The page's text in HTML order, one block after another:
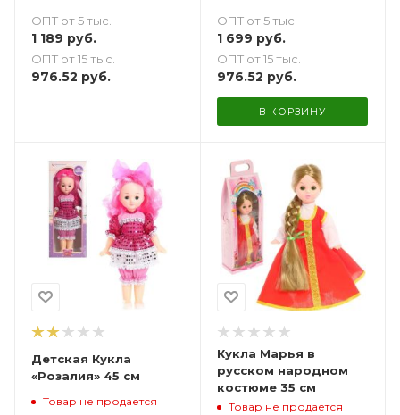
ОПТ от 5 тыс.
1 189 руб.
ОПТ от 15 тыс.
976.52 руб.
ОПТ от 5 тыс.
1 699 руб.
ОПТ от 15 тыс.
976.52 руб.
В КОРЗИНУ
Детская Кукла
«Розалия» 45 см
Товар не продается
Кукла Марья в
русском народном
костюме 35 см
Товар не продается